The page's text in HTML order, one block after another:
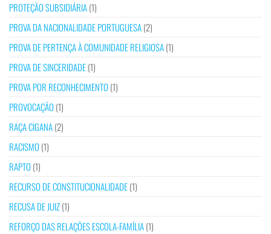
PROTEÇÃO SUBSIDIÁRIA(1)
PROVA DA NACIONALIDADE PORTUGUESA(2)
PROVA DE PERTENÇA À COMUNIDADE RELIGIOSA(1)
PROVA DE SINCERIDADE(1)
PROVA POR RECONHECIMENTO (1)
PROVOCAÇÃO (1)
RAÇA CIGANA(2)
RACISMO (1)
RAPTO (1)
RECURSO DE CONSTITUCIONALIDADE(1)
RECUSA DE JUIZ(1)
REFORÇO DAS RELAÇÕES ESCOLA-FAMÍLIA(1)